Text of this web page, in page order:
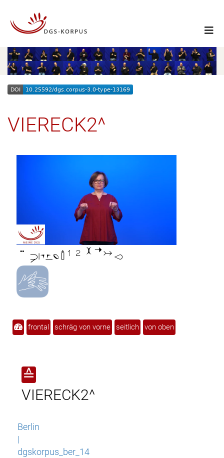
VIERECK2^

frontal schräg von vorne seitlich von oben
≙
VIERECK2^
Berlin
|
dgskorpus_ber_14